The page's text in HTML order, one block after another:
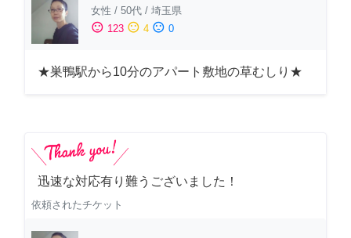
女性 / 50代 / 埼玉県
sentiment_satisfied 123 sentiment_neutral 4 sentiment_dissatisfied 0
★巣鴨駅から10分のアパート敷地の草むしり★
迅速な対応有り難うございました！
依頼されたチケット